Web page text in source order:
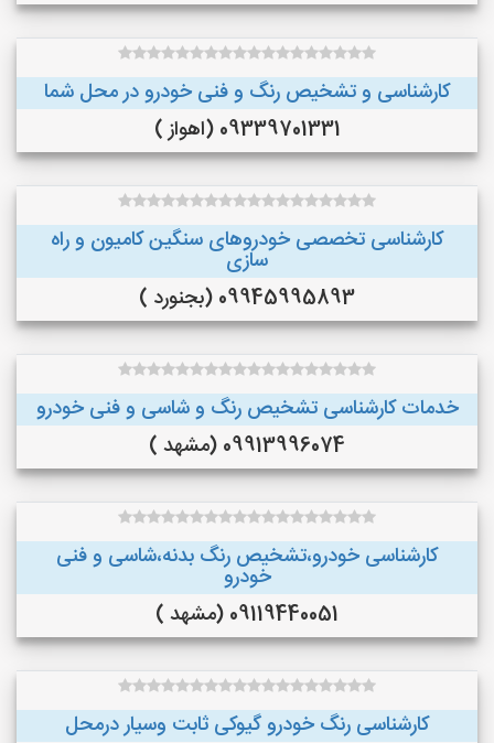
کارشناسی و تشخیص رنگ و فنی خودرو در محل شما
09339701331 (اهواز )
کارشناسی تخصصی خودروهای سنگین کامیون و راه
سازی
09945995893 (بجنورد )
خدمات کارشناسی تشخیص رنگ و شاسی و فنی خودرو
09913996074 (مشهد )
کارشناسی خودرو،تشخیص رنگ بدنه،شاسی و فنی
خودرو
09119440051 (مشهد )
کارشناسی رنگ خودرو گیوکی ثابت وسیار درمحل